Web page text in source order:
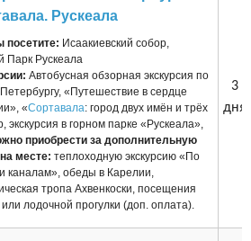
Рускеала
посетите: Исаакиевский собор,
Парк Рускеала
Автобусная обзорная экскурсия по
«Путешествие в сердце
«Сортавала: город двух имён и трёх
экскурсия в горном парке «Рускеала»,
приобрести за дополнительную
месте: теплоходную экскурсию «По
каналам», обеды в Карелии,
тропа Ахвенкоски, посещения
или лодочной прогулки (доп. оплата).
3
дня